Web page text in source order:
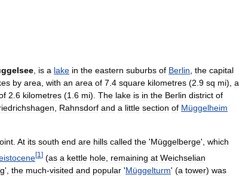
is a lake in the eastern suburbs of Berlin the capital
by area with an area of 7 4 square kilometres (2 9 sq mi), a
2 6 kilometres (1 6 mi). The lake is in the Berlin district of
Rahnsdorf and a little section of Müggelheim
At its south end are hills called the 'Müggelberge', which
[1 ] (as a kettle hole remaining at Weichselian
', the much-visited and popular 'Müggelturm' (a tower) was